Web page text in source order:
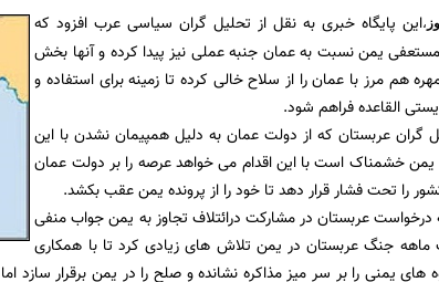
،این پایگاه خبری به نقل از تحلیل گران سیاسی عرب افزود که
یمن نسبت به عمان جنبه عملی نیز پیدا کرده و آنها بخش
هم مرز با عمان را از سلاح خالی کرده تا زمینه برای استفاده و
القاعده فراهم شود.
گران عربستان که از دولت عمان به دلیل همپیمان نشدن با این
خشمناک است با این اقدام می خواهد عرصه را بر دولت عمان
را تحت فشار قرار دهد تا خود را از پرونده یمن عقب بکشد.
عربستان در مشارکت درائتلاف تجاوز به یمن جواب منفی
جنگ عربستان در یمن تلاش های زیادی کرد تا با همکاری
های یمنی را بر سر میز مذاکره نشانده و صلح را در یمن برقرار